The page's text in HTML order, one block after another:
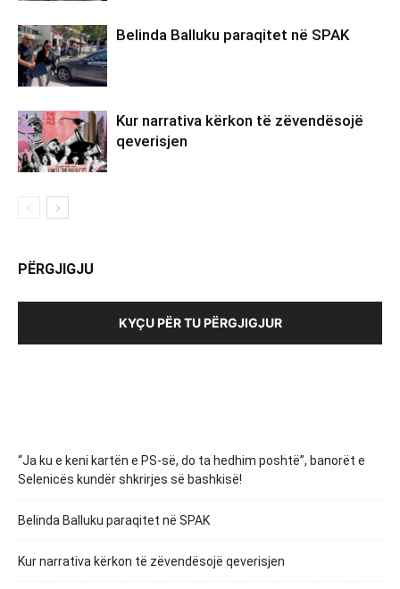
Belinda Balluku paraqitet në SPAK
Kur narrativa kërkon të zëvendësojë
qeverisjen
PËRGJIGJU
KYÇU PËR TU PËRGJIGJUR
“Ja ku e keni kartën e PS-së, do ta hedhim poshtë”, banorët e
Selenicës kundër shkrirjes së bashkisë!
Belinda Balluku paraqitet në SPAK
Kur narrativa kërkon të zëvendësojë qeverisjen